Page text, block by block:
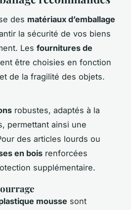
des matériaux d’emballage
la sécurité de vos biens
Les fournitures de
être choisies en fonction
de la fragilité des objets.
robustes, adaptés à la
permettant ainsi une
des articles lourds ou
en bois renforcées
supplémentaire.
mousse sont